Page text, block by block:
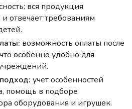
вся продукция
отвечает требованиям
возможность оплаты после
особенно удобно для
учет особенностей
помощь в подборе
оборудования и игрушек.